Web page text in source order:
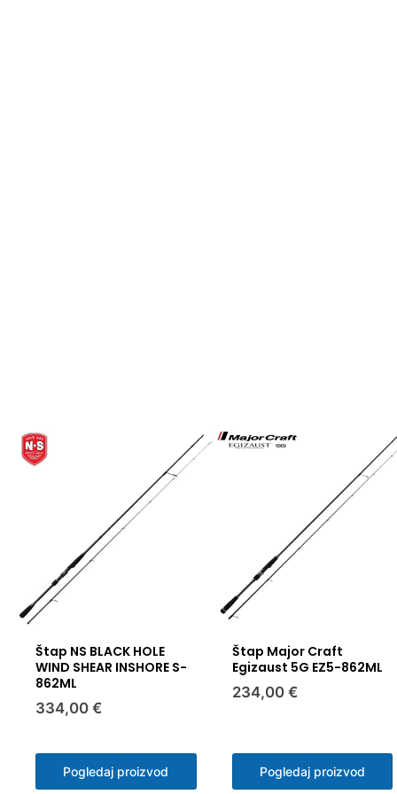
Štap NS BLACK HOLE
WIND SHEAR INSHORE S-
862ML
334,00 €
Pogledaj proizvod
Štap Major Craft
Egizaust 5G EZ5-862ML
234,00 €
Pogledaj proizvod